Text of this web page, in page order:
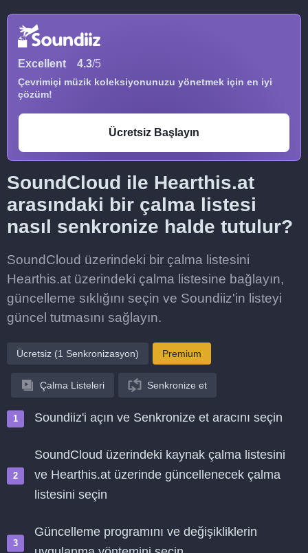
Excellent 4.3/5
Çevrimiçi müzik koleksiyonunuzu yönetmek için en iyi
çözüm!
Ücretsiz Başlayın
SoundCloud ile Hearthis.at
arasındaki bir çalma listesi
nasıl senkronize halde tutulur?
SoundCloud üzerindeki bir çalma listesini
Hearthis.at üzerindeki çalma listesine bağlayın,
güncelleme sıklığını seçin ve Soundiiz'in listeyi
güncel tutmasını sağlayın.
Ücretsiz (1 Senkronizasyon) Premium
Çalma Listeleri Senkronize et
Soundiiz'i açın ve Senkronize et aracını seçin
SoundCloud üzerindeki kaynak çalma listesini
ve Hearthis.at üzerinde güncellenecek çalma
listesini seçin
Güncelleme programını ve değişikliklerin